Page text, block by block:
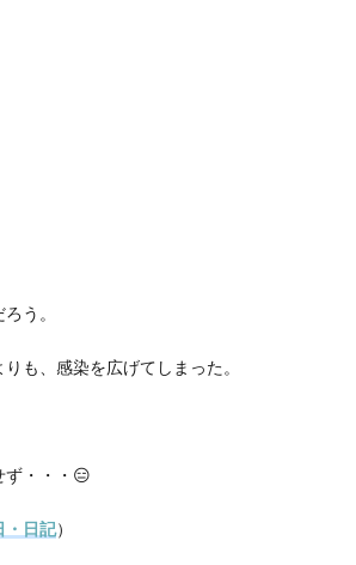
う。
も、感染を広げてしまった。
・・・ 😑
・日記）